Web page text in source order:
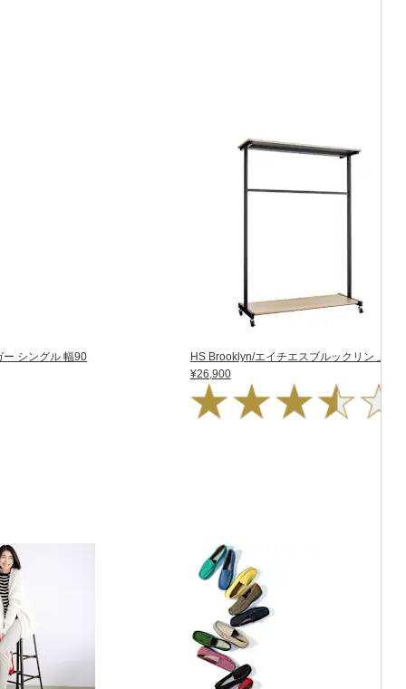
ー シングル 幅90
HS Brooklyn/エイチエスブルックリン 上下
¥26,900